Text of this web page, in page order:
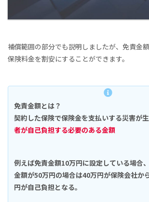
補償範囲の部分でも説明しましたが、免責金
保険料金を割安にすることができます。
免責金額とは？
契約した保険で保険金を支払いする災害が
者が自己負担する必要のある金額
例えば免責金額10万円に設定している場合
金額が50万円の場合は40万円が保険会社か
円が自己負担となる。